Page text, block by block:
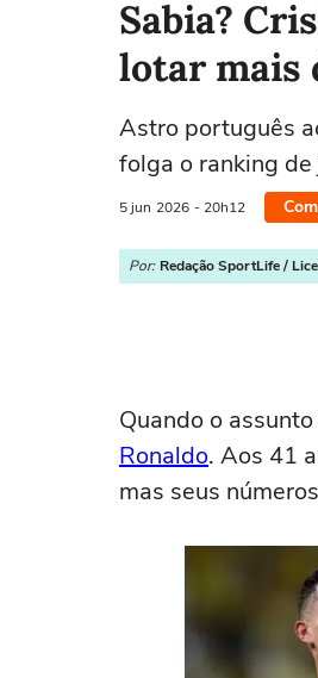
Sabia?
lotar mais
Astro português
folga o ranking
5 jun 2026 - 20h12
Por: Redação SportLife /
Quando o
Ronaldo. Aos 41
mas seus